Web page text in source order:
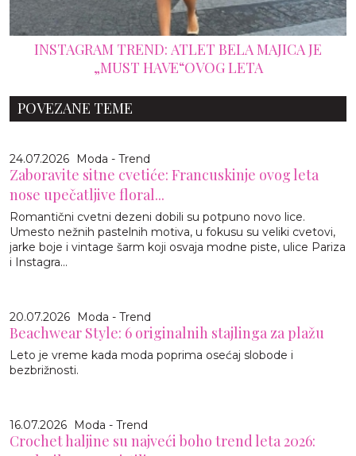
INSTAGRAM TREND: ATLET BELA MAJICA JE
„MUST HAVE“OVOG LETA
POVEZANE TEME
24.07.2026 Moda - Trend
Zaboravite sitne cvetiće: Francuskinje ovog leta
nose upečatljive floral...
Romantični cvetni dezeni dobili su potpuno novo lice.
Umesto nežnih pastelnih motiva, u fokusu su veliki cvetovi,
jarke boje i vintage šarm koji osvaja modne piste, ulice Pariza
i Instagra...
20.07.2026 Moda - Trend
Beachwear Style: 6 originalnih stajlinga za plažu
Leto je vreme kada moda poprima osećaj slobode i
bezbrižnosti.
16.07.2026 Moda - Trend
Crochet haljine su najveći boho trend leta 2026: